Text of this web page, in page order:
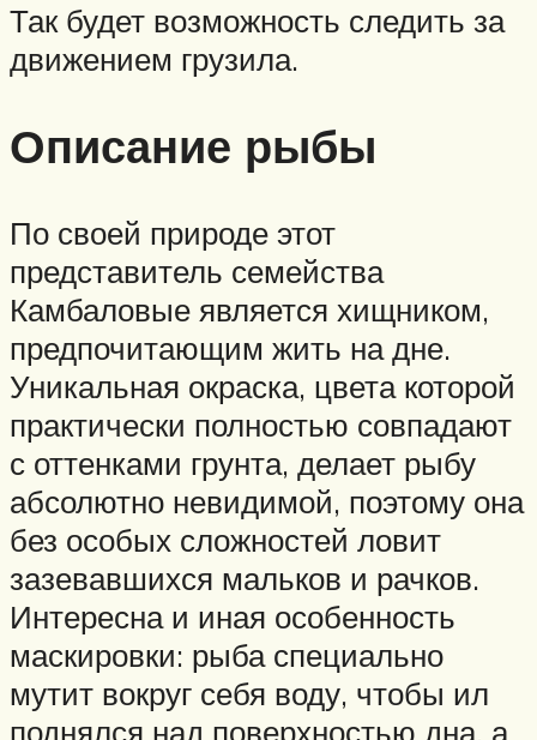
Так будет возможность следить за
движением грузила.
Описание рыбы
По своей природе этот
представитель семейства
Камбаловые является хищником,
предпочитающим жить на дне.
Уникальная окраска, цвета которой
практически полностью совпадают
с оттенками грунта, делает рыбу
абсолютно невидимой, поэтому она
без особых сложностей ловит
зазевавшихся мальков и рачков.
Интересна и иная особенность
маскировки: рыба специально
мутит вокруг себя воду, чтобы ил
поднялся над поверхностью дна, а